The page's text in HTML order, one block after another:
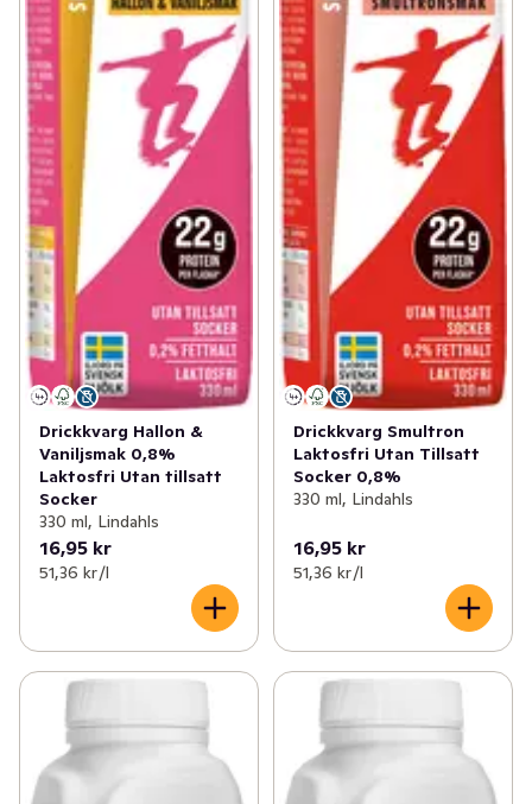
Drickkvarg Hallon &
Vaniljsmak 0,8%
Laktosfri Utan tillsatt
Socker
330 ml, Lindahls
16,95 kr
51,36 kr /l
Drickkvarg Smultron
Laktosfri Utan Tillsatt
Socker 0,8%
330 ml, Lindahls
16,95 kr
51,36 kr /l